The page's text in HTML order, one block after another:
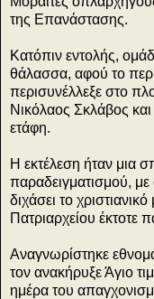
της Επανάστασης.
Κατόπιν εντολής,
θάλασσα, αφού το
περισυνέλλεξε στο
Νικόλαος Σκλάβος
ετάφη.
Η εκτέλεση ήταν μια
παραδειγματισμού,
διχάσει το
Πατριαρχείου έκτοτε
Αναγνωρίστηκε
τον ανακήρυξε Άγιο
ημέρα του